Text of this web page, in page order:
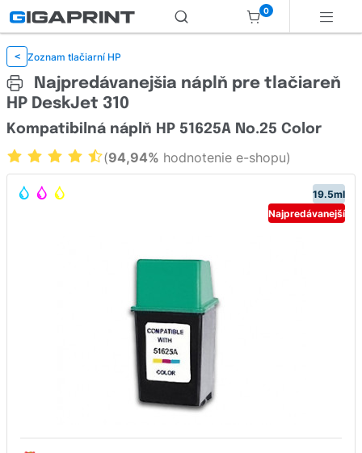
0
< Zoznam tlačiarní HP
Najpredávanejšia náplň pre tlačiareň
HP DeskJet 310
19.5ml
Najpredávanejší
Kompatibilná náplň HP 51625A No.25 Color
(94,94% hodnotenie e-shopu)